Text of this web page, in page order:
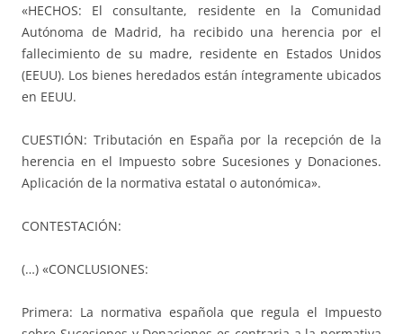
«HECHOS: El consultante, residente en la Comunidad
Autónoma de Madrid, ha recibido una herencia por el
fallecimiento de su madre, residente en Estados Unidos
(EEUU). Los bienes heredados están íntegramente ubicados
en EEUU.
CUESTIÓN: Tributación en España por la recepción de la
herencia en el Impuesto sobre Sucesiones y Donaciones.
Aplicación de la normativa estatal o autonómica».
CONTESTACIÓN:
(…) «CONCLUSIONES:
Primera: La normativa española que regula el Impuesto